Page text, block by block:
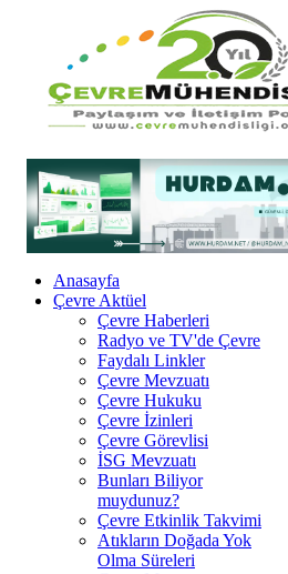
Anasayfa
Çevre Aktüel
Çevre Haberleri
Radyo ve TV'de Çevre
Faydalı Linkler
Çevre Mevzuatı
Çevre Hukuku
Çevre İzinleri
Çevre Görevlisi
İSG Mevzuatı
Bunları Biliyor
muydunuz?
Çevre Etkinlik Takvimi
Atıkların Doğada Yok
Olma Süreleri